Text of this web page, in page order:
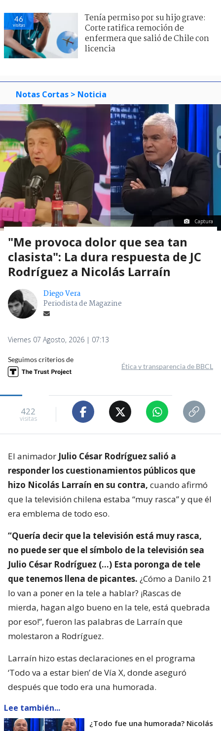
46
visitas
Tenía permiso por su hijo grave:
Corte ratifica remoción de
enfermera que salió de Chile con
licencia
Notas Cortas > Noticia
Captura
"Me provoca dolor que sea tan
clasista": La dura respuesta de JC
Rodríguez a Nicolás Larraín
Diego Vera
Periodista de Magazine
Viernes 07 Agosto, 2026 | 07:13
Seguimos criterios de
Ética y transparencia de BBCL
422
visitas
El animador Julio César Rodríguez salió a
responder los cuestionamientos públicos que
hizo Nicolás Larraín en su contra, cuando afirmó
que la televisión chilena estaba “muy rasca” y que él
era emblema de todo eso.
“Quería decir que la televisión está muy rasca,
no puede ser que el símbolo de la televisión sea
Julio César Rodríguez (…) Esta poronga de tele
que tenemos llena de picantes. ¿Cómo a Danilo 21
lo van a poner en la tele a hablar? ¡Rascas de
mierda, hagan algo bueno en la tele, está quebrada
por eso!”, fueron las palabras de Larraín que
molestaron a Rodríguez.
Larraín hizo estas declaraciones en el programa
‘Todo va a estar bien’ de Vía X, donde aseguró
después que todo era una humorada.
Lee también...
¿Todo fue una humorada? Nicolás